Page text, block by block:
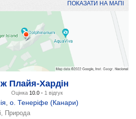
ПОКАЗАТИ НА МАПІ
Плайя-Хардін
Оцінка 10.0 - 1 відгук
о. Тенеріфе (Канари)
Природа